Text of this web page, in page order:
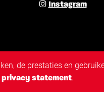
Instagram
de prestaties en
privacy statement.